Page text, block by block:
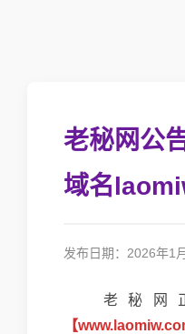
老秘网公
域名
发布日期：2026年1
老秘网正
【